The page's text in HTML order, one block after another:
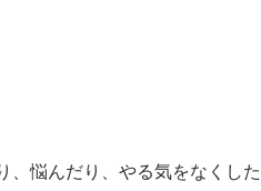
、悩んだり、やる気をなくした